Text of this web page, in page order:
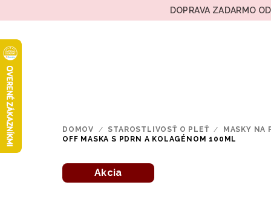
na
DOPRAVA ZADARMO
DOMOV / STAROSTLIVOSŤ O PLEŤ /
MASKY NA
OFF MASKA S PDRN A KOLAGÉNOM 100ML
Akcia